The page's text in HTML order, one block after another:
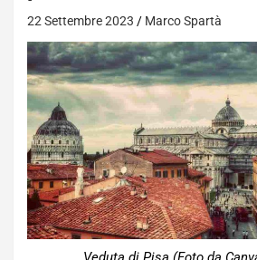
22 Settembre 2023 Marco Spartà